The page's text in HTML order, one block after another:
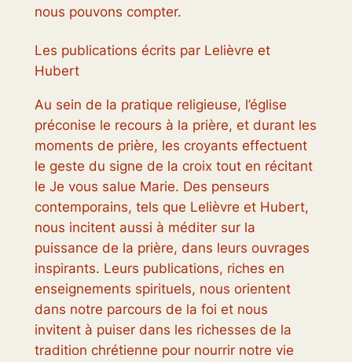
nous pouvons compter.
Les publications écrits par Lelièvre et
Hubert
Au sein de la pratique religieuse, l’église
préconise le recours à la prière, et durant les
moments de prière, les croyants effectuent
le geste du signe de la croix tout en récitant
le Je vous salue Marie. Des penseurs
contemporains, tels que Lelièvre et Hubert,
nous incitent aussi à méditer sur la
puissance de la prière, dans leurs ouvrages
inspirants. Leurs publications, riches en
enseignements spirituels, nous orientent
dans notre parcours de la foi et nous
invitent à puiser dans les richesses de la
tradition chrétienne pour nourrir notre vie